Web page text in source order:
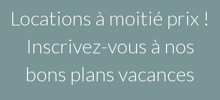
Locations à moitié prix !
Inscrivez-vous à nos
bons plans vacances